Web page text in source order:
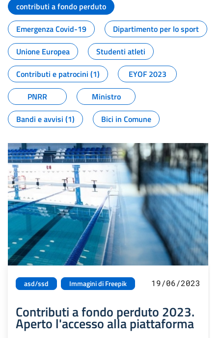
contributi a fondo perduto
Emergenza Covid-19
Dipartimento per lo sport
Unione Europea
Studenti atleti
Contributi e patrocini (1)
EYOF 2023
PNRR
Ministro
Bandi e avvisi (1)
Bici in Comune
asd/ssd Immagini di Freepik 19/06/2023
Contributi a fondo perduto 2023.
Aperto l'accesso alla piattaforma